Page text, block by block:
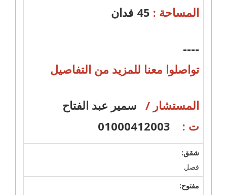
المساحة :
----
تواصلوا معنا للمزيد من التفاصيل
المستشار / سمير عبد الفتاح
ت :
شقق:
فصل
مفتوح: